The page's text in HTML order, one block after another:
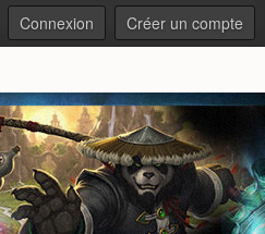
Connexion Créer un compte